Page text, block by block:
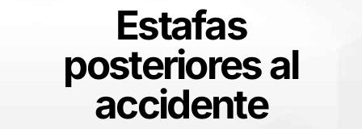
Estafas
posteriores al
accidente